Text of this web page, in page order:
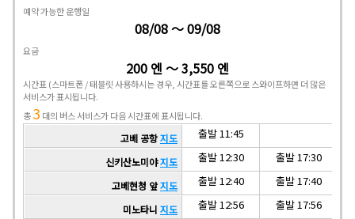
예약 가능한 운행일
08/08 ～ 09/08
요금
200 엔 ～ 3,550 엔
시간표 (스마트폰 / 태블릿 사용하시는 경우, 시간표를 오른쪽으로 스와이프하면 더 많은
서비스가 표시됩니다.
총3 대의 버스 서비스가 다음 시간표에 표시됩니다.
고베 공항지도 출발 11:45
신키산노미야지도 출발 12:30 출발 17:30
고베현청 앞지도 출발 12:40 출발 17:40
미노타니 지도 출발 12:56 출발 17:56